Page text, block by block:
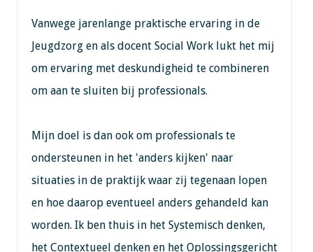
Vanwege jarenlange praktische ervaring in de
Jeugdzorg en als docent Social Work lukt het mij
om ervaring met deskundigheid te combineren
om aan te sluiten bij professionals.
Mijn doel is dan ook om professionals te
ondersteunen in het 'anders kijken' naar
situaties in de praktijk waar zij tegenaan lopen
en hoe daarop eventueel anders gehandeld kan
worden. Ik ben thuis in het Systemisch denken,
het Contextueel denken en het Oplossingsgericht